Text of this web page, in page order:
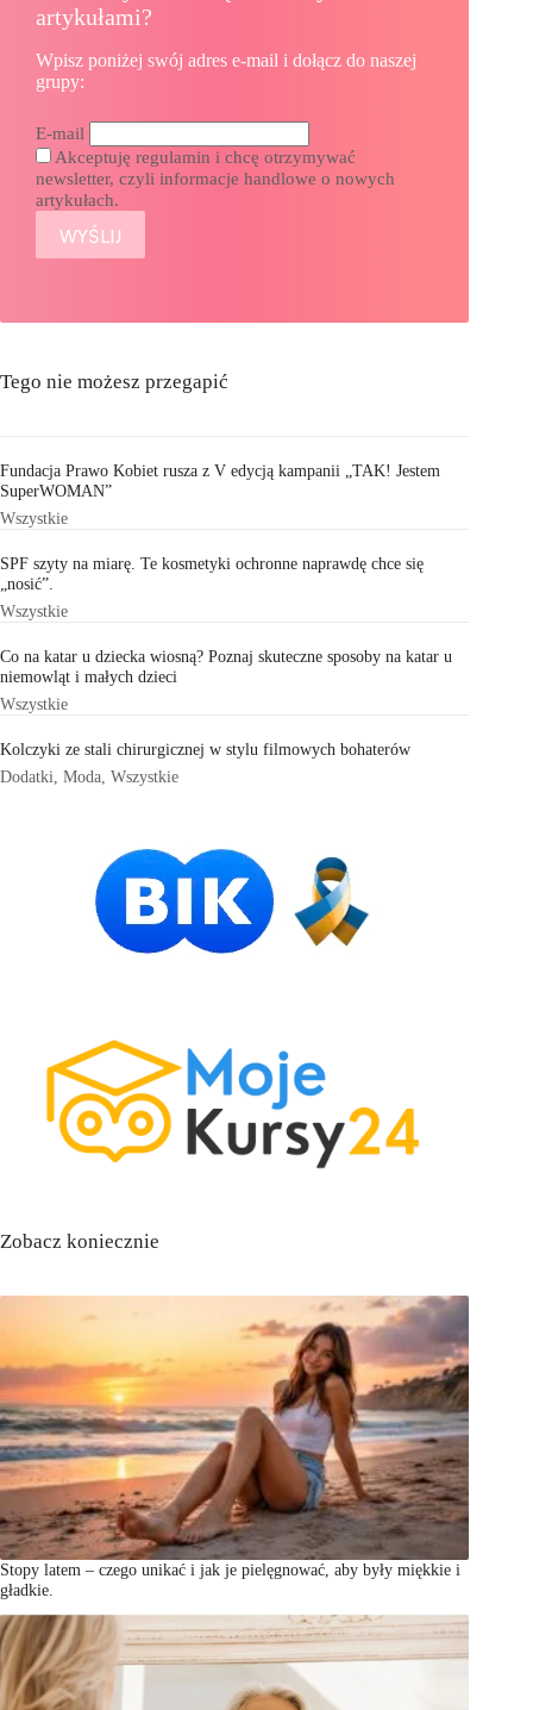
artykułami?
Wpisz poniżej swój adres e-mail i dołącz do naszej
grupy:
E-mail
Akceptuję regulamin i chcę otrzymywać
newsletter, czyli informacje handlowe o nowych
artykułach.
Tego nie możesz przegapić
Fundacja Prawo Kobiet rusza z V edycją kampanii „TAK! Jestem
SuperWOMAN”
Wszystkie
SPF szyty na miarę. Te kosmetyki ochronne naprawdę chce się
„nosić”.
Wszystkie
Co na katar u dziecka wiosną? Poznaj skuteczne sposoby na katar u
niemowląt i małych dzieci
Wszystkie
Kolczyki ze stali chirurgicznej w stylu filmowych bohaterów
Dodatki, Moda, Wszystkie
Zobacz koniecznie
Stopy latem – czego unikać i jak je pielęgnować, aby były miękkie i
gładkie.